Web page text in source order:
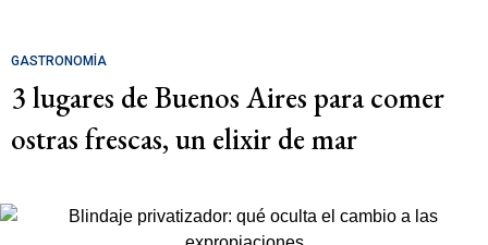
GASTRONOMÍA
3 lugares de Buenos Aires para comer
ostras frescas, un elixir de mar